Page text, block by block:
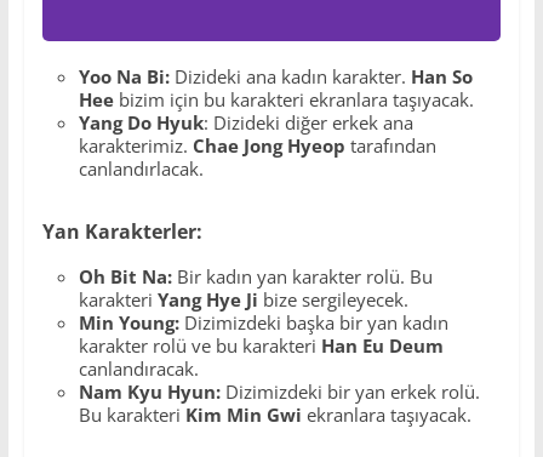
Yoo Na Bi:Dizideki ana kadın karakter. Han So
Heebizim için bu karakteri ekranlara taşıyacak.
Yang Do Hyuk: Dizideki diğer erkek ana
karakterimiz. Chae Jong Hyeop tarafından
canlandırlacak.
Yan Karakterler:
Oh Bit Na:Bir kadın yan karakter rolü. Bu
karakteri Yang Hye Ji bize sergileyecek.
Min Young:Dizimizdeki başka bir yan kadın
karakter rolü ve bu karakteri Han Eu Deum
canlandıracak.
Nam Kyu Hyun:Dizimizdeki bir yan erkek rolü.
Bu karakteri Kim Min Gwi ekranlara taşıyacak.